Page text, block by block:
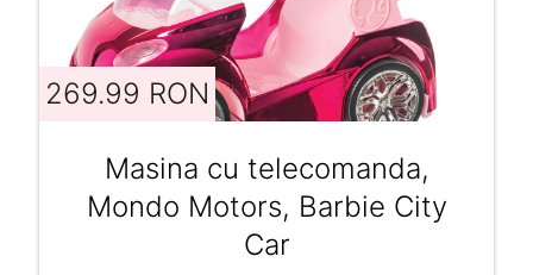
269.99 RON
Masina cu telecomanda,
Mondo Motors, Barbie City
Car